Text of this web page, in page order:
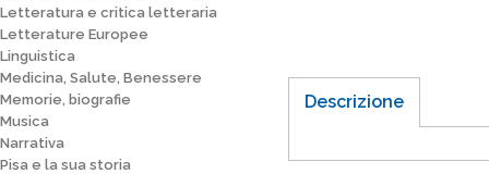
Letteratura e critica letteraria
Letterature Europee
Linguistica
Medicina, Salute, Benessere
Memorie, biografie
Musica
Narrativa
Pisa e la sua storia
Descrizione